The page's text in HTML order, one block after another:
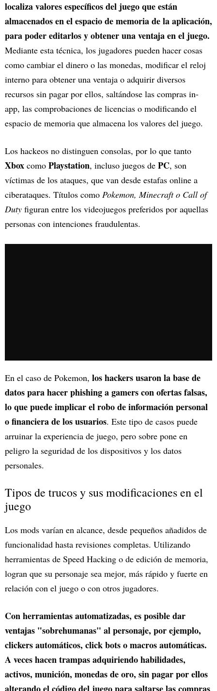
localiza valores específicos del juego que están
almacenados en el espacio de memoria de la aplicación,
para poder editarlos y obtener una ventaja en el juego.
Mediante esta técnica, los jugadores pueden hacer cosas
como cambiar el dinero o las monedas, modificar el reloj
interno para obtener una ventaja o adquirir diversos
recursos sin pagar por ellos, saltándose las compras in-
app, las comprobaciones de licencias o modificando el
espacio de memoria que almacena los valores del juego.
Los hackeos no distinguen consolas, por lo que tanto
Xbox como Playstation, incluso juegos de PC, son
víctimas de los ataques, que van desde estafas online a
ciberataques. Títulos como Pokemon, Minecraft o Call of
Duty figuran entre los videojuegos preferidos por aquellas
personas con intenciones fraudulentas.
En el caso de Pokemon, los hackers usaron la base de
datos para hacer phishing a gamers con ofertas falsas,
lo que puede implicar el robo de información personal
o financiera de los usuarios. Este tipo de casos puede
arruinar la experiencia de juego, pero sobre pone en
peligro la seguridad de los dispositivos y los datos
personales.
Tipos de trucos y sus modificaciones en el
juego
Los mods varían en alcance, desde pequeños añadidos de
funcionalidad hasta revisiones completas. Utilizando
herramientas de Speed Hacking o de edición de memoria,
logran que su personaje sea mejor, más rápido y fuerte en
relación con el juego o con otros jugadores.
Con herramientas automatizadas, es posible dar
ventajas "sobrehumanas" al personaje, por ejemplo,
clickers automáticos, click bots o macros automáticas.
A veces hacen trampas adquiriendo habilidades,
activos, munición, monedas de oro, sin pagar por ellos